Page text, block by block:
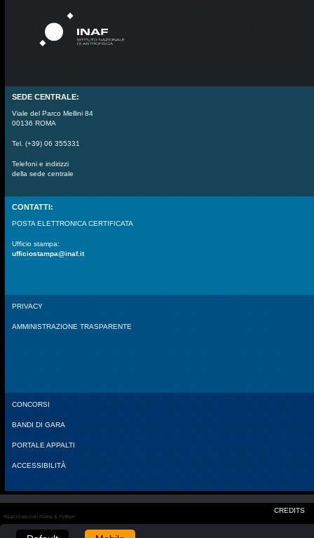
SEDE CENTRALE:
Viale del Parco Mellini 84
00136 ROMA
Tel. (+39) 06 355331
Telefoni e indirizzi
della sede centrale
CONTATTI:
POSTA ELETTRONICA CERTIFICATA
Ufficio stampa:
ufficiostampa@inaf.it
PRIVACY
AMMINISTRAZIONE TRASPARENTE
CONCORSI
BANDI DI GARA
PORTALE APPALTI
ACCESSIBILITÀ
CREDITS
Realizzato con Plone & Python